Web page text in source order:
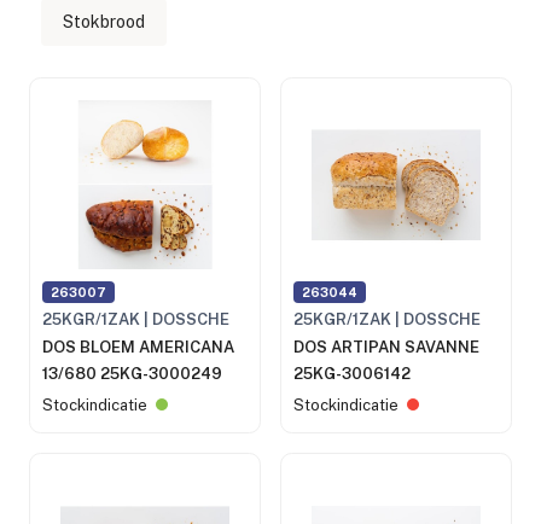
Stokbrood
263007
25KGR/1ZAK | DOSSCHE
DOS BLOEM AMERICANA
13/680 25KG-3000249
Stockindicatie
263044
25KGR/1ZAK | DOSSCHE
DOS ARTIPAN SAVANNE
25KG-3006142
Stockindicatie